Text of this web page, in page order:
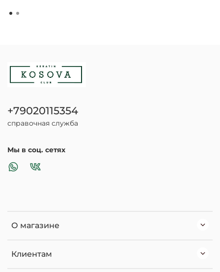
О магазине
Клиентам
+79020115354
справочная служба
Мы в соц. сетях